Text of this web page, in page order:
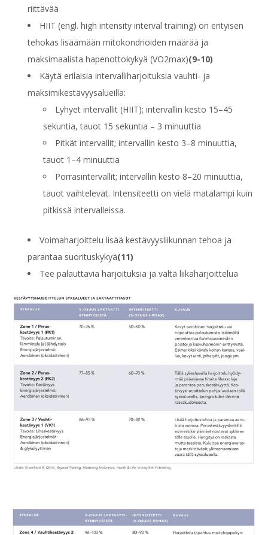
riittävää
HIIT (engl. high intensity interval training) on erityisen
tehokas lisäämään mitokondrioiden määrää ja
maksimaalista hapenottokykyä (VO2max)(9-10)
Käytä erilaisia intervalliharjoituksia vauhti- ja
maksimikestävyysalueilla:
Lyhyet intervallit (HIIT); intervallin kesto 15–45
sekuntia, tauot 15 sekuntia – 3 minuuttia
Pitkät intervallit; intervallin kesto 3–8 minuuttia,
tauot 1–4 minuuttia
Porrasintervallit; intervallin kesto 8–20 minuuttia,
tauot vaihtelevat. Intensiteetti on vielä matalampi kuin
pitkissä intervalleissa.
Voimaharjoittelu lisää kestävyysliikunnan tehoa ja
parantaa suorituskykyä(11)
Tee palauttavia harjoituksia ja vältä liikaharjoittelua